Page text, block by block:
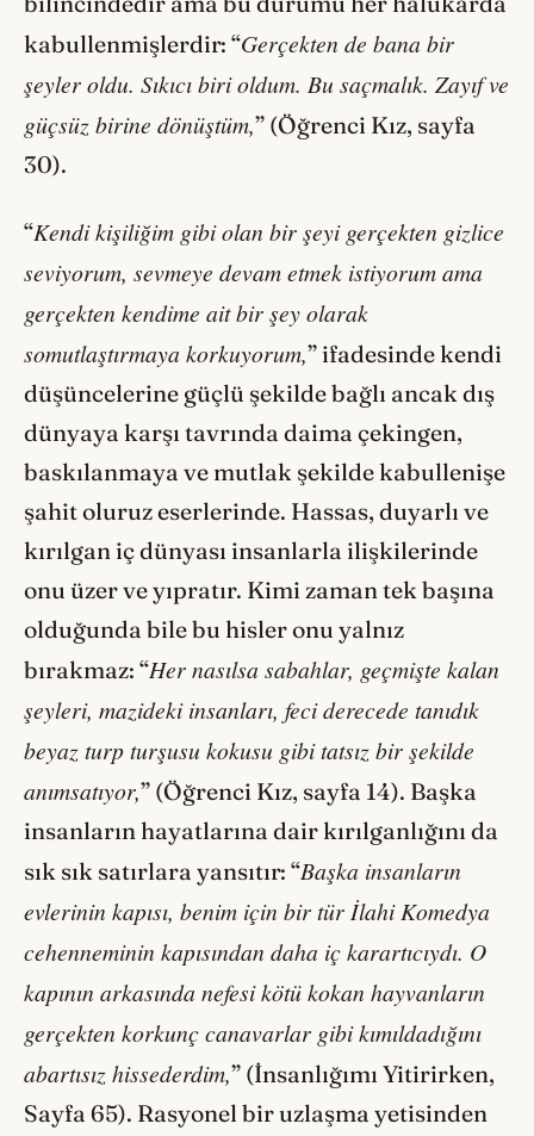
kabullenmişlerdir: “Gerçekten de bana bir
şeyler oldu. Sıkıcı biri oldum. Bu saçmalık. Zayıf ve
güçsüz birine dönüştüm,” (Öğrenci Kız, sayfa
30).
“Kendi kişiliğim gibi olan bir şeyi gerçekten gizlice
seviyorum, sevmeye devam etmek istiyorum ama
gerçekten kendime ait bir şey olarak
somutlaştırmaya korkuyorum,” ifadesinde kendi
düşüncelerine güçlü şekilde bağlı ancak dış
dünyaya karşı tavrında daima çekingen,
baskılanmaya ve mutlak şekilde kabullenişe
şahit oluruz eserlerinde. Hassas, duyarlı ve
kırılgan iç dünyası insanlarla ilişkilerinde
onu üzer ve yıpratır. Kimi zaman tek başına
olduğunda bile bu hisler onu yalnız
bırakmaz: “Her nasılsa sabahlar, geçmişte kalan
şeyleri, mazideki insanları, feci derecede tanıdık
beyaz turp turşusu kokusu gibi tatsız bir şekilde
anımsatıyor,” (Öğrenci Kız, sayfa 14). Başka
insanların hayatlarına dair kırılganlığını da
sık sık satırlara yansıtır: “Başka insanların
evlerinin kapısı, benim için bir tür İlahi Komedya
cehenneminin kapısından daha iç karartıcıydı. O
kapının arkasında nefesi kötü kokan hayvanların
gerçekten korkunç canavarlar gibi kımıldadığını
abartısız hissederdim,” (İnsanlığımı Yitirirken,
Sayfa 65). Rasyonel bir uzlaşma yetisinden